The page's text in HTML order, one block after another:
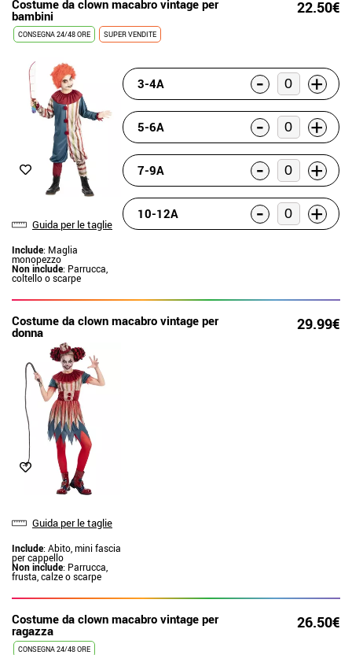
Costume da clown macabro vintage per
bambini 22.50€
CONSEGNA 24/48 ORE SUPER VENDITE
Guida per le taglie
Include: Maglia
monopezzo
Non include: Parrucca,
coltello o scarpe
3-4A - +
5-6A - +
7-9A - +
10-12A - +
Costume da clown macabro vintage per
donna 29.99€
Guida per le taglie
Include: Abito, mini fascia
per cappello
Non include: Parrucca,
frusta, calze o scarpe
Costume da clown macabro vintage per
ragazza 26.50€
CONSEGNA 24/48 ORE